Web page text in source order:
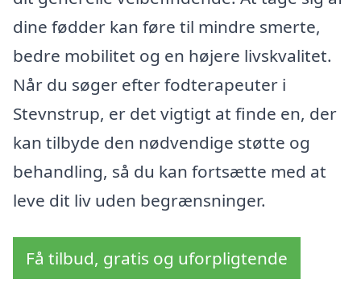
dine fødder kan føre til mindre smerte,
bedre mobilitet og en højere livskvalitet.
Når du søger efter fodterapeuter i
Stevnstrup, er det vigtigt at finde en, der
kan tilbyde den nødvendige støtte og
behandling, så du kan fortsætte med at
leve dit liv uden begrænsninger.
Få tilbud, gratis og uforpligtende